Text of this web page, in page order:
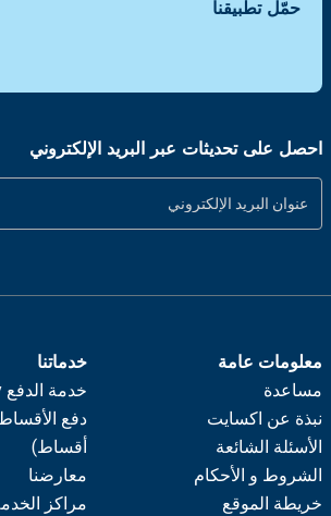
حمّل تطبيقنا
احصل على تحديثات عبر البريد الإلكتروني
معلومات عامة
مساعدة
نبذة عن اكسايت
الأسئلة الشائعة
الشروط و الأحكام
خريطة الموقع
خدماتنا
خدمة الدفع XPay
دفع
أقساط)
معارضنا
مراكز